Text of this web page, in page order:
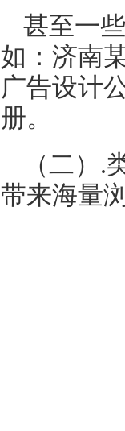
甚至一
如：济南
广告设计
册。
（二）
带来海量